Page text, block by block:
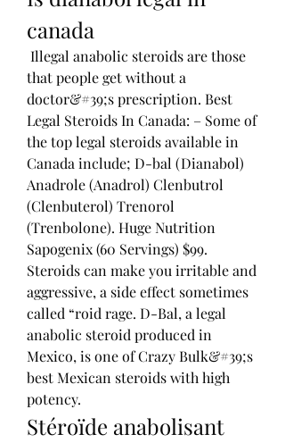
canada
that people get without a
doctor&#39;s prescription. Best
Legal Steroids In Canada: – Some of
the top legal steroids available in
Canada include; D-bal (Dianabol)
Anadrole (Anadrol) Clenbutrol
(Clenbuterol) Trenorol
(Trenbolone). Huge Nutrition
Sapogenix (60 Servings) $99.
Steroids can make you irritable and
aggressive, a side effect sometimes
called “roid rage. D-Bal, a legal
anabolic steroid produced in
Mexico, is one of Crazy Bulk&#39;s
best Mexican steroids with high
potency.
Stéroïde anabolisant